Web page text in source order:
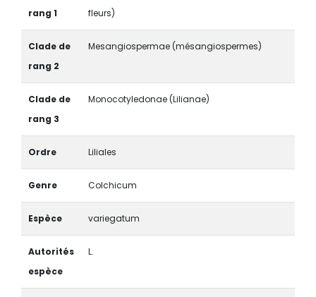
rang 1
fleurs)
Clade de
rang 2
Mesangiospermae (mésangiospermes)
Clade de
rang 3
Monocotyledonae (Lilianae)
Ordre Liliales
Genre Colchicum
Espèce variegatum
Autorités
espèce
L.